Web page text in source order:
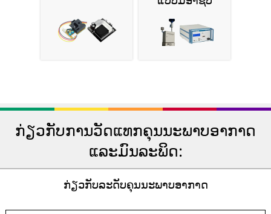
ກ່ຽວກັບການວັດແທກຄຸນນະພາບອາກາດ
ແລະມົນລະພິດ:
ກ່ຽວກັບລະດັບຄຸນນະພາບອາກາດ